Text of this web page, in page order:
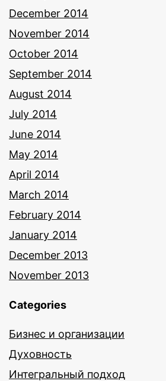
December 2014
November 2014
October 2014
September 2014
August 2014
July 2014
June 2014
May 2014
April 2014
March 2014
February 2014
January 2014
December 2013
November 2013
Categories
Бизнес и организации
Духовность
Интегральный подход